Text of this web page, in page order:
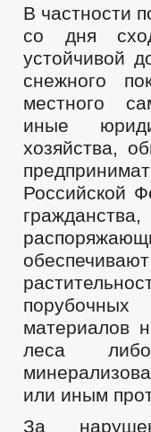
В частности
со дня
устойчивой
снежного
местного
иные
хозяйства,
Российской
материалов
леса
или иным
За